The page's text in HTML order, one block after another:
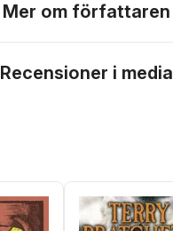
Mer om författaren
Recensioner i media